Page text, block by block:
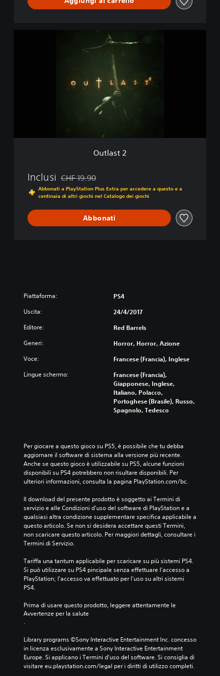
Outlast 2
Inclusi Scontato dal prezzo originale di CHF 19.90
CHF 19.90
Abbonati a PlayStation Plus Extra per accedere a questo e a
centinaia di altri giochi nel Catalogo dei giochi
Abbonati
Piattaforma: PS4
Uscita: 24/4/2017
Editore: Red Barrels
Generi: Horror, Horror, Azione
Voce: Francese (Francia), Inglese
Lingue schermo:
Francese (Francia),
Giapponese, Inglese,
Italiano, Polacco,
Portoghese (Brasile), Russo,
Spagnolo, Tedesco
Per giocare a questo gioco su PS5, è possibile che tu debba
aggiornare il software di sistema alla versione più recente.
Anche se questo gioco è utilizzabile su PS5, alcune funzioni
disponibili su PS4 potrebbero non risultare disponibili. Per
ulteriori informazioni, consulta la pagina PlayStation.com/bc.
Il download del presente prodotto è soggetto ai Termini di
servizio e alle Condizioni d'uso del software di PlayStation e a
qualsiasi altra condizione supplementare specifica applicabile a
questo articolo. Se non si desidera accettare questi Termini,
non scaricare questo articolo. Per maggiori dettagli, consultare i
Termini di Servizio.
Tariffa una tantum applicabile per scaricare su più sistemi PS4.
Si può utilizzare su PS4 pincipale senza effettuare l'accesso a
PlayStation; l'accesso va effettuato per l'uso su altri sistemi
PS4.
Prima di usare questo prodotto, leggere attentamente le
Avvertenze per la salute
.
Library programs ©Sony Interactive Entertainment Inc. concesso
in licenza esclusivamente a Sony Interactive Entertainment
Europe. Si applicano i Termini d'uso del software. Si consiglia di
visitare eu.playstation.com/legal per i diritti di utilizzo completi.